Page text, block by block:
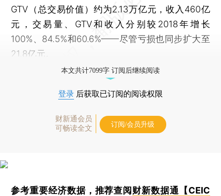
GTV（总交易价值）约为2.13万亿元，收入460亿
元，交易量、GTV和收入分别较2018年增长
100%、84.5%和60.6%——尽管亏损也同步扩大至
21.8亿元。
本文共计7099字 订阅后继续阅读
登录 后获取已订阅的阅读权限
财新通会员
可畅读全文
订阅/会员升级
参考重要经济数据，推荐查阅 财新数据通【CEIC